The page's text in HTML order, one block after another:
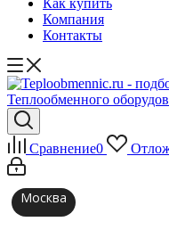
Как купить
Компания
Контакты
Сравнение0
Москва